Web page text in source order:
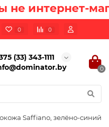
не интернет-
0 0
(33) 343-1111
0
Saffiano, зелёно-синий